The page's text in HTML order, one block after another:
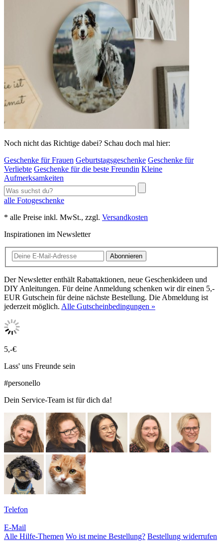
Noch nicht das Richtige dabei? Schau doch mal hier:
Geschenke für Frauen Geburtstagsgeschenke Geschenke für
Verliebte Geschenke für die beste Freundin Kleine
Aufmerksamkeiten
alle Fotogeschenke
* alle Preise inkl. MwSt., zzgl. Versandkosten
Inspirationen im Newsletter
Abonnieren
Der Newsletter enthält Rabattaktionen, neue Geschenkideen und
DIY Anleitungen. Für deine Anmeldung schenken wir dir einen 5,-
EUR Gutschein für deine nächste Bestellung. Die Abmeldung ist
jederzeit möglich. Alle Gutscheinbedingungen »
5,-€
Lass' uns Freunde sein
#personello
Dein Service-Team ist für dich da!
Telefon
E-Mail
Alle Hilfe-Themen Wo ist meine Bestellung? Bestellung widerrufen